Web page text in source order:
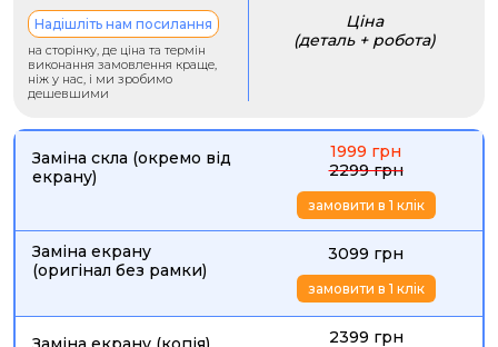
Надішліть нам посилання
на сторінку, де ціна та термін
виконання замовлення краще,
ніж у нас, і ми зробимо
дешевшими
Ціна
(деталь + робота)
Заміна скла (окремо від
екрану)
1999 грн
2299 грн
замовити в 1 клік
Заміна екрану
(оригінал без рамки)
3099 грн
замовити в 1 клік
2399 грн